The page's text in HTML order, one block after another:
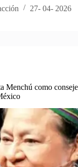
27- 04- 2026
Menchú como